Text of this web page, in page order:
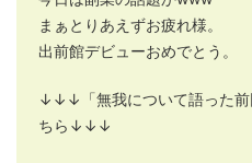
まぁとりあえずお疲れ様。
出前館デビューおめでとう。
↓↓↓「無我について語った前
ちら↓↓↓